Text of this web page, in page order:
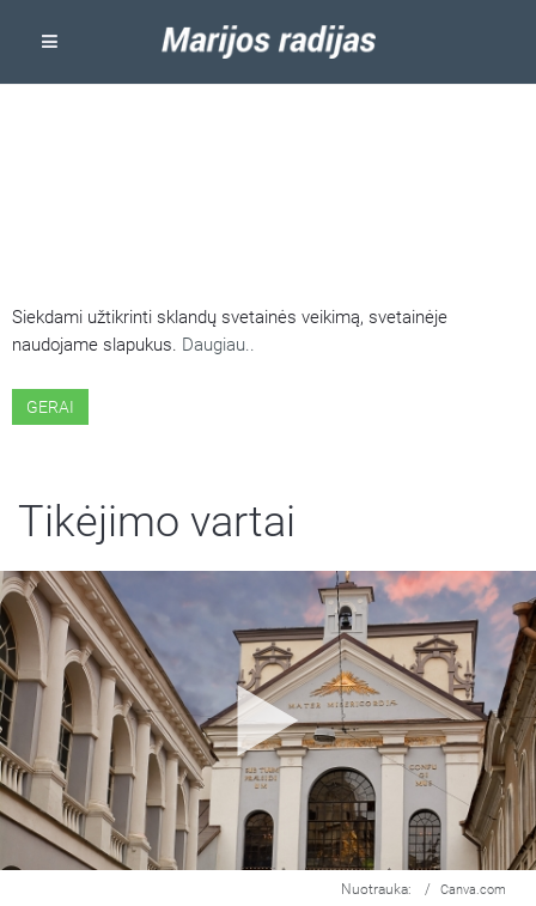
Siekdami užtikrinti sklandų svetainės veikimą, svetainėje
naudojame slapukus. Daugiau..
GERAI
Tikėjimo vartai
Nuotrauka: / Canva.com